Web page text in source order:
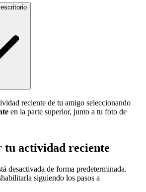
reciente de tu amigo seleccionando
en la parte superior, junto a tu foto de
tu actividad reciente
desactivada de forma predeterminada.
siguiendo los pasos a